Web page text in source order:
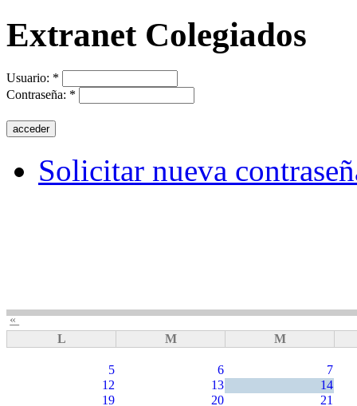
Extranet Colegiados
Usuario: *
Contraseña: *
Solicitar nueva
«
L
M M
5 6
7
12
13
14
19
20 21